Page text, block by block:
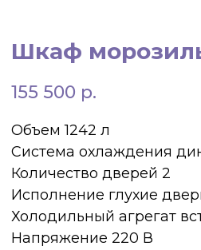
Шкаф
155 500 р.
Объем 1242 л
Система охлаждения
Количество дверей 2
Исполнение глухие
Холодильный агрегат
Напряжение 220 В